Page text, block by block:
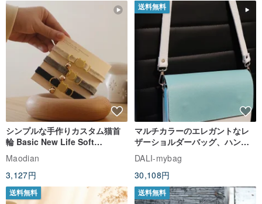
シンプルな手作りカスタム猫首
輪 Basic New Life Soft
Organic Cat Collar | Simple
Soft Cat Collar
Maodian
3,127円
送料無料
マルチカラーのエレガントなレ
ザーショルダーバッグ、ハンド
メイド
DALI-mybag
30,108円
送料無料 送料無料